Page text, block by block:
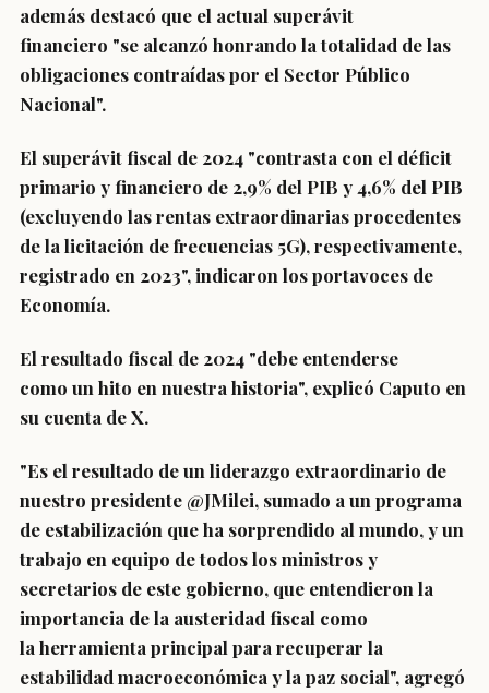
además destacó que el actual superávit
financiero "se alcanzó honrando la totalidad de las
obligaciones contraídas por el Sector Público
Nacional".
El superávit fiscal de 2024 "contrasta con el déficit
primario y financiero de 2,9% del PIB y 4,6% del PIB
(excluyendo las rentas extraordinarias procedentes
de la licitación de frecuencias 5G), respectivamente,
registrado en 2023", indicaron los portavoces de
Economía.
El resultado fiscal de 2024 "debe entenderse
como un hito en nuestra historia", explicó Caputo en
su cuenta de X.
"Es el resultado deun liderazgo extraordinario de
nuestro presidente @JMilei, sumado a un programa
de estabilización que ha sorprendido al mundo, y un
trabajo en equipo de todos los ministros y
secretarios de este gobierno, que entendieron la
importancia de la austeridad fiscal como
la herramienta principal para recuperar la
estabilidad macroeconómica y la paz social", agregó